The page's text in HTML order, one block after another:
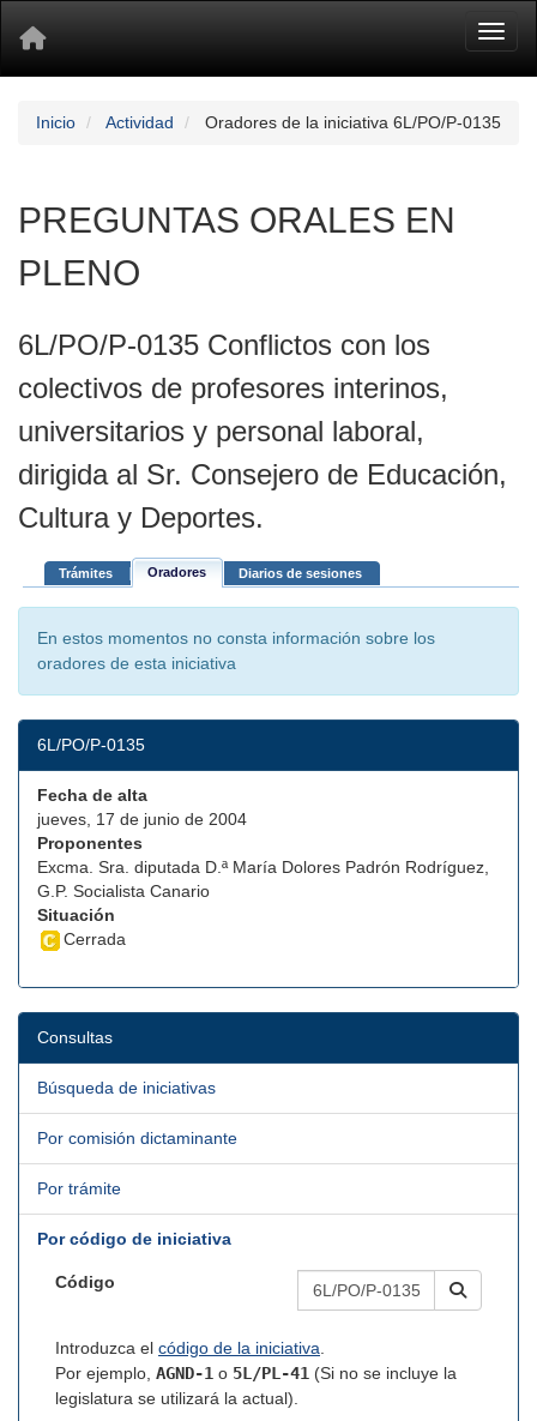
Inicio Actividad Oradores de la iniciativa 6L/PO/P-0135
PREGUNTAS ORALES EN
PLENO
6L/PO/P-0135 Conflictos con los
colectivos de profesores interinos,
universitarios y personal laboral,
dirigida al Sr. Consejero de Educación,
Cultura y Deportes.
Trámites Oradores Diarios de sesiones
En estos momentos no consta información sobre los
oradores de esta iniciativa
6L/PO/P-0135
Fecha de alta
jueves, 17 de junio de 2004
Proponentes
Excma. Sra. diputada D.ª María Dolores Padrón Rodríguez,
G.P. Socialista Canario
Situación
Cerrada
Consultas
Búsqueda de iniciativas
Por comisión dictaminante
Por trámite
Por código de iniciativa
Código
Introduzca el código de la iniciativa.
Por ejemplo, AGND-1 o 5L/PL-41 (Si no se incluye la
legislatura se utilizará la actual).